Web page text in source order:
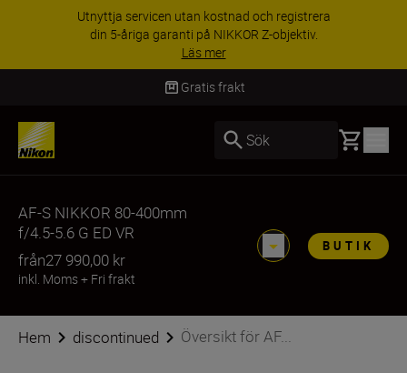
Utnyttja servicen utan kostnad och registrera
din 5-åriga garanti på NIKKOR Z-objektiv.
Läs mer
Gratis frakt
Sök Basket
AF-S NIKKOR 80-400mm
f/4.5-5.6 G ED VR
från27 990,00 kr
inkl. Moms+ Fri frakt
BUTIK
Hem discontinued Översikt för AF...